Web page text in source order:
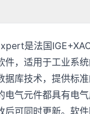
是法国
件，适用于工业系
据库技术，提供标
电气元件都具有电
后可同时更新。软